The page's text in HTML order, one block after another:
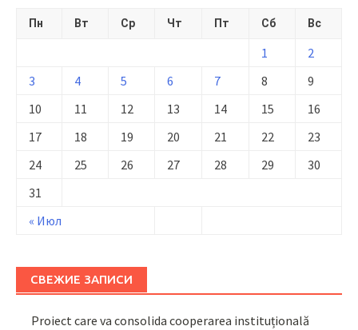
Пн Вт Ср Чт Пт Сб Вс
« Июл
1
2
3
4 5 6 7 8
9
10
11 12 13 14 15
16
17
18 19 20 21 22
23
24
25 26 27 28 29
30
31
СВЕЖИЕ ЗАПИСИ
Proiect care va consolida cooperarea instituțională